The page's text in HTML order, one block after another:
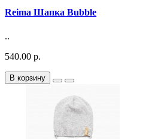
Reima Шапка Bubble
..
540.00 р.
В корзину